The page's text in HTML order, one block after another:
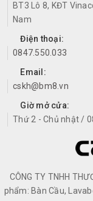
BT3 Lô 8, KĐT
Nam
Điện thoại:
0847.550.033
Email:
cskh@bm8.vn
Giờ mở cửa:
Thứ 2 - Chủ nhật /
CÔNG TY TNHH
phẩm: Bàn Cầu,